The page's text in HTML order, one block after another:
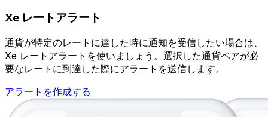
Xe レートアラート
通貨が特定のレートに達した時に通知を受信したい場合は、
Xe レートアラートを使いましょう。選択した通貨ペアが必
要なレートに到達した際にアラートを送信します。
アラートを作成する